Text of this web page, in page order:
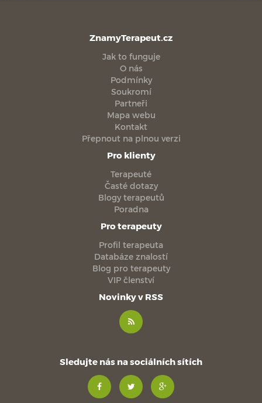
ZnamyTerapeut.cz
Jak to funguje
O nás
Podmínky
Soukromí
Partneři
Mapa webu
Kontakt
Přepnout na plnou verzi
Pro klienty
Terapeuté
Časté dotazy
Blogy terapeutů
Poradna
Pro terapeuty
Profil terapeuta
Databáze znalostí
Blog pro terapeuty
VIP členství
Novinky v RSS
Sledujte nás na sociálních sítích